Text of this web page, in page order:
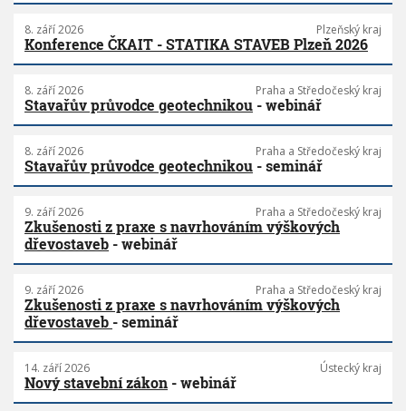
8. září 2026 Plzeňský kraj
Konference ČKAIT - STATIKA STAVEB Plzeň 2026
8. září 2026 Praha a Středočeský kraj
Stavařův průvodce geotechnikou - webinář
8. září 2026 Praha a Středočeský kraj
Stavařův průvodce geotechnikou - seminář
9. září 2026 Praha a Středočeský kraj
Zkušenosti z praxe s navrhováním výškových
dřevostaveb - webinář
9. září 2026 Praha a Středočeský kraj
Zkušenosti z praxe s navrhováním výškových
dřevostaveb - seminář
14. září 2026 Ústecký kraj
Nový stavební zákon - webinář